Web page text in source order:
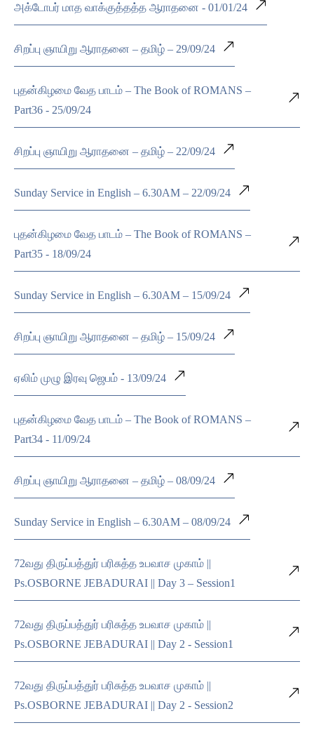
அக்டோபர் மாத வாக்குத்தத்த ஆராதனை - 01/01/24
சிறப்பு ஞாயிறு ஆராதனை – தமிழ் – 29/09/24
புதன்கிழமை வேத பாடம் – The Book of ROMANS –
Part36 - 25/09/24
சிறப்பு ஞாயிறு ஆராதனை – தமிழ் – 22/09/24
Sunday Service in English – 6.30AM – 22/09/24
புதன்கிழமை வேத பாடம் – The Book of ROMANS –
Part35 - 18/09/24
Sunday Service in English – 6.30AM – 15/09/24
சிறப்பு ஞாயிறு ஆராதனை – தமிழ் – 15/09/24
ஏலிம் முழு இரவு ஜெபம் - 13/09/24
புதன்கிழமை வேத பாடம் – The Book of ROMANS –
Part34 - 11/09/24
சிறப்பு ஞாயிறு ஆராதனை – தமிழ் – 08/09/24
Sunday Service in English – 6.30AM – 08/09/24
72வது திருப்பத்துர் பரிசுத்த உபவாச முகாம் ||
Ps.OSBORNE JEBADURAI || Day 3 – Session1
72வது திருப்பத்துர் பரிசுத்த உபவாச முகாம் ||
Ps.OSBORNE JEBADURAI || Day 2 - Session1
72வது திருப்பத்துர் பரிசுத்த உபவாச முகாம் ||
Ps.OSBORNE JEBADURAI || Day 2 - Session2